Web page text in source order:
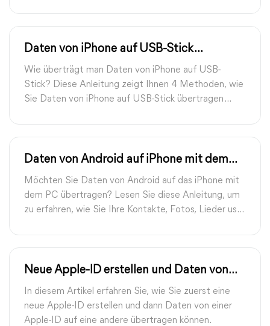
Daten von iPhone auf USB-Stick
übertragen: 4 Möglichkeiten
Wie überträgt man Daten von iPhone auf USB-
Stick? Diese Anleitung zeigt Ihnen 4 Methoden, wie
Sie Daten von iPhone auf USB-Stick übertragen
Daten von Android auf iPhone mit dem
Computer übertragen – Ihr digitaler
Neuanfang 2026
Möchten Sie Daten von Android auf das iPhone mit
dem PC übertragen? Lesen Sie diese Anleitung, um
zu erfahren, wie Sie Ihre Kontakte, Fotos, Lieder usw.
Neue Apple-ID erstellen und Daten von
Apple-ID auf neue Apple-ID übertragen
In diesem Artikel erfahren Sie, wie Sie zuerst eine
neue Apple-ID erstellen und dann Daten von einer
Apple-ID auf eine andere übertragen können.